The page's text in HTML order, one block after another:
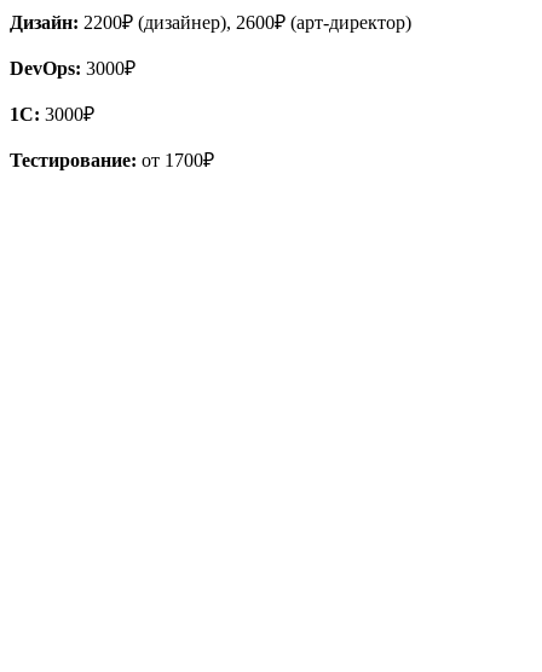
Дизайн: 2200₽ (дизайнер), 2600₽ (арт-директор)
DevOps: 3000₽
1С: 3000₽
Тестирование: от 1700₽